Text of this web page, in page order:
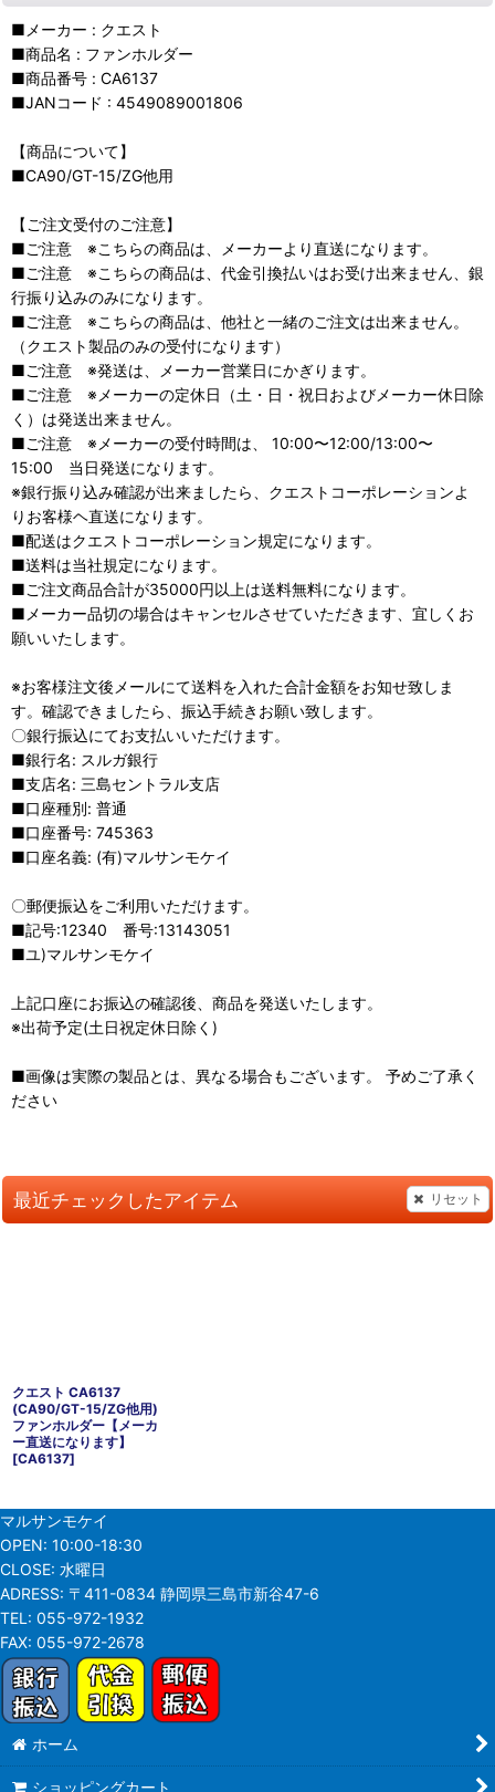
■メーカー : クエスト
■商品名 : ファンホルダー
■商品番号 : CA6137
■JANコード : 4549089001806
【商品について】
■CA90/GT-15/ZG他用
【ご注文受付のご注意】
■ご注意 ※こちらの商品は、メーカーより直送になります。
■ご注意 ※こちらの商品は、代金引換払いはお受け出来ません、銀
行振り込みのみになります。
■ご注意 ※こちらの商品は、他社と一緒のご注文は出来ません。
（クエスト製品のみの受付になります）
■ご注意 ※発送は、メーカー営業日にかぎります。
■ご注意 ※メーカーの定休日（土・日・祝日およびメーカー休日除
く）は発送出来ません。
■ご注意 ※メーカーの受付時間は、 10:00〜12:00/13:00〜
15:00 当日発送になります。
※銀行振り込み確認が出来ましたら、クエストコーポレーションよ
りお客様ヘ直送になります。
■配送はクエストコーポレーション規定になります。
■送料は当社規定になります。
■ご注文商品合計が35000円以上は送料無料になります。
■メーカー品切の場合はキャンセルさせていただきます、宜しくお
願いいたします。
※お客様注文後メールにて送料を入れた合計金額をお知せ致しま
す。確認できましたら、振込手続きお願い致します。
〇銀行振込にてお支払いいただけます。
■銀行名: スルガ銀行
■支店名: 三島セントラル支店
■口座種別: 普通
■口座番号: 745363
■口座名義: (有)マルサンモケイ
〇郵便振込をご利用いただけます。
■記号:12340 番号:13143051
■ユ)マルサンモケイ
上記口座にお振込の確認後、商品を発送いたします。
※出荷予定(土日祝定休日除く)
■画像は実際の製品とは、異なる場合もございます。 予めご了承く
ださい
最近チェックしたアイテム リセット
クエスト CA6137
(CA90/GT-15/ZG他用)
ファンホルダー【メーカ
ー直送になります】
[CA6137]
マルサンモケイ
OPEN: 10:00-18:30
CLOSE: 水曜日
ADRESS: 〒411-0834 静岡県三島市新谷47-6
TEL: 055-972-1932
FAX: 055-972-2678
ホーム
ショッピングカート